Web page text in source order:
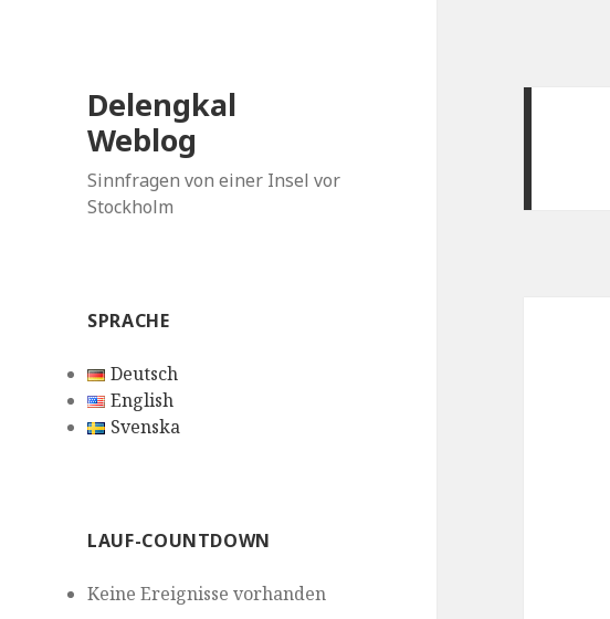
Delengkal
Weblog
Sinnfragen von einer Insel vor
Stockholm
SPRACHE
Deutsch
English
Svenska
LAUF-COUNTDOWN
Keine Ereignisse vorhanden